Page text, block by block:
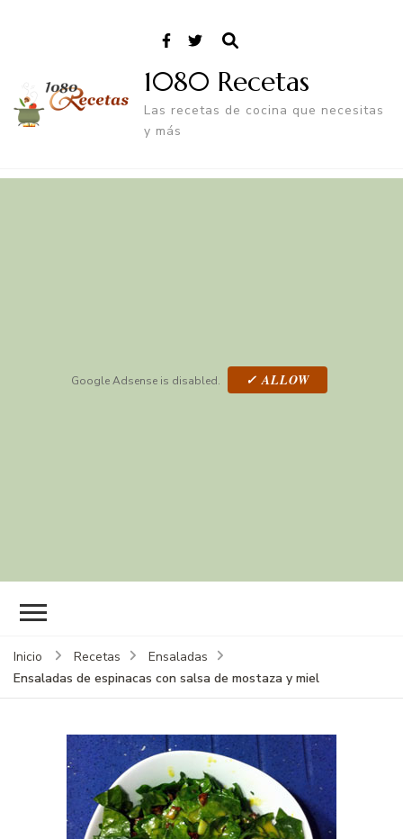
1080 Recetas
Las recetas de cocina que necesitas
y más
Google Adsense is disabled. ✓ ALLOW
Inicio Recetas
Ensaladas
Ensaladas de espinacas con salsa de mostaza y miel